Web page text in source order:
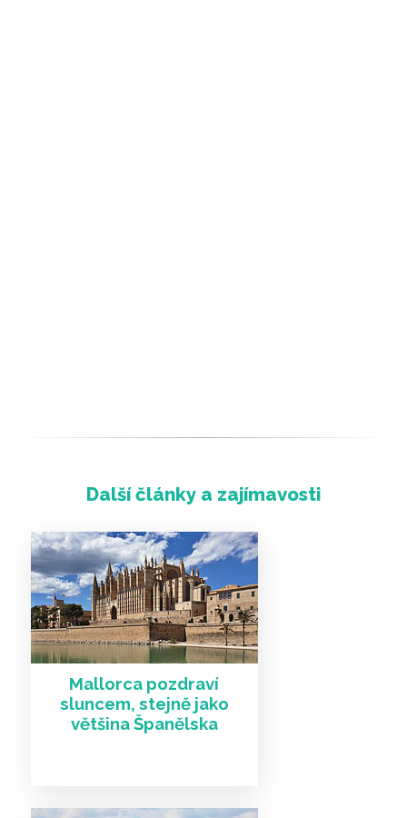
Další články a zajímavosti
Mallorca pozdraví
sluncem, stejně jako
většina Španělska